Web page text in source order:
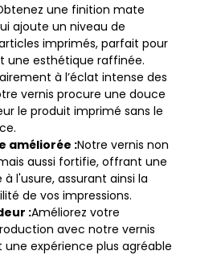
une finition mate
ajoute un niveau de
imprimés, parfait pour
une esthétique raffinée.
à l’éclat intense des
vernis procure une douce
le produit imprimé sans le
améliorée :Notre vernis non
aussi fortifie, offrant une
l'usure, assurant ainsi la
de vos impressions.
:Améliorez votre
avec notre vernis
expérience plus agréable